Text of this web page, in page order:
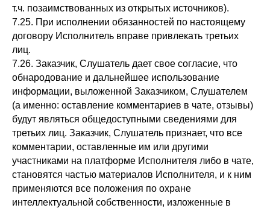
т.ч. позаимствованных из открытых источников).
7.25. При исполнении обязанностей по настоящему
договору Исполнитель вправе привлекать третьих
лиц.
7.26. Заказчик, Слушатель дает свое согласие, что
обнародование и дальнейшее использование
информации, выложенной Заказчиком, Слушателем
(а именно: оставление комментариев в чате, отзывы)
будут являться общедоступными сведениями для
третьих лиц. Заказчик, Слушатель признает, что все
комментарии, оставленные им или другими
участниками на платформе Исполнителя либо в чате,
становятся частью материалов Исполнителя, и к ним
применяются все положения по охране
интеллектуальной собственности, изложенные в